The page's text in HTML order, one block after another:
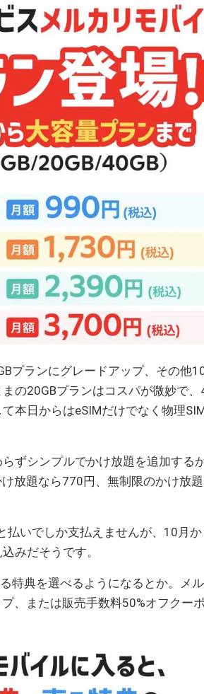
プランにグレードアップ、その他
の20GBプランはコスパが微妙で、
本日からはeSIMだけでなく物理
ずシンプルでかけ放題を追加する
放題なら770円、無制限のかけ放
払いでしか支払えませんが、10月か
みだそうです。
特典を選べるようになるとか。メ
、または販売手数料50%オフクー